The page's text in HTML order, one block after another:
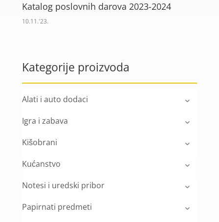
Katalog poslovnih darova 2023-2024
10.11.'23.
Kategorije proizvoda
Alati i auto dodaci
Igra i zabava
Kišobrani
Kućanstvo
Notesi i uredski pribor
Papirnati predmeti